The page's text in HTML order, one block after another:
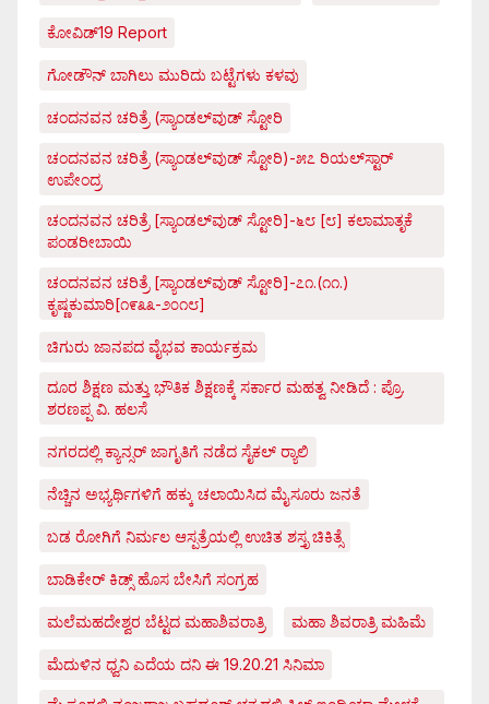
ಕೋವಿಡ್‌19 Report
ಗೋಡೌನ್ ಬಾಗಿಲು ಮುರಿದು ಬಟ್ಟೆಗಳು ಕಳವು
ಚಂದನವನ ಚರಿತ್ರೆ (ಸ್ಯಾಂಡಲ್‌ವುಡ್ ಸ್ಟೋರಿ
ಚಂದನವನ ಚರಿತ್ರೆ (ಸ್ಯಾಂಡಲ್‌ವುಡ್ ಸ್ಟೋರಿ)-೫೭ ರಿಯಲ್‌ಸ್ಟಾರ್
ಉಪೇಂದ್ರ
ಚಂದನವನ ಚರಿತ್ರೆ [ಸ್ಯಾಂಡಲ್‌ವುಡ್ ಸ್ಟೋರಿ]-೬೮ [೮] ಕಲಾಮಾತೃಕೆ
ಪಂಡರೀಬಾಯಿ
ಚಂದನವನ ಚರಿತ್ರೆ [ಸ್ಯಾಂಡಲ್‌ವುಡ್ ಸ್ಟೋರಿ]-೭೧.(೧೧.)
ಕೃಷ್ಣಕುಮಾರಿ[೧೯೩೩-೨೦೧೮]
ಚಿಗುರು ಜಾನಪದ ವೈಭವ ಕಾರ್ಯಕ್ರಮ
ದೂರ ಶಿಕ್ಷಣ ಮತ್ತು ಭೌತಿಕ ಶಿಕ್ಷಣಕ್ಕೆ ಸರ್ಕಾರ ಮಹತ್ವ ನೀಡಿದೆ : ಪ್ರೊ.
ಶರಣಪ್ಪ ವಿ. ಹಲಸೆ
ನಗರದಲ್ಲಿ ಕ್ಯಾನ್ಸರ್ ಜಾಗೃತಿಗೆ ನಡೆದ ಸೈಕಲ್ ರ್‍ಯಾಲಿ
ನೆಚ್ಚಿನ ಅಭ್ಯರ್ಥಿಗಳಿಗೆ ಹಕ್ಕು ಚಲಾಯಿಸಿದ ಮೈಸೂರು ಜನತೆ
ಬಡ ರೋಗಿಗೆ ನಿರ್ಮಲ ಆಸ್ಪತ್ರೆಯಲ್ಲಿ ಉಚಿತ ಶಸ್ತೃ ಚಿಕಿತ್ಸೆ
ಬಾಡಿಕೇರ್ ಕಿಡ್ಸ್ ಹೊಸ ಬೇಸಿಗೆ ಸಂಗ್ರಹ
ಮಲೆಮಹದೇಶ್ವರ ಬೆಟ್ಟದ ಮಹಾಶಿವರಾತ್ರಿ ಮಹಾ ಶಿವರಾತ್ರಿ ಮಹಿಮೆ
ಮೆದುಳಿನ ಧ್ವನಿ ಎದೆಯ ದನಿ ಈ 19.20.21 ಸಿನಿಮಾ